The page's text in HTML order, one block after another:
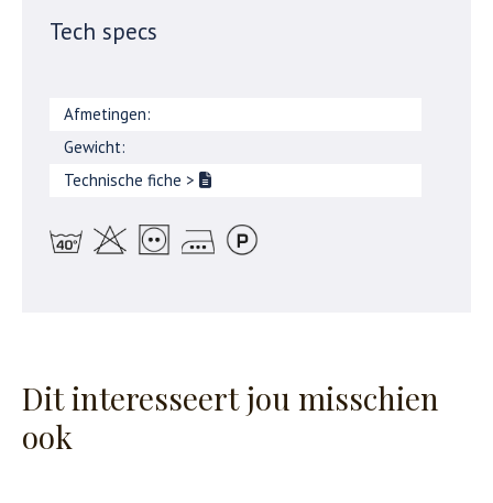
Tech specs
Afmetingen:
Gewicht:
Technische fiche >
Dit interesseert jou misschien
ook